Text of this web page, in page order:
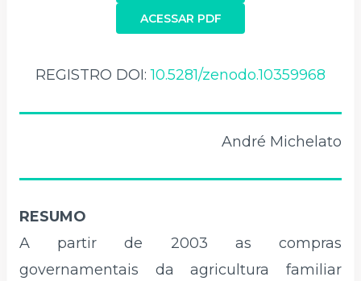
ACESSAR PDF
REGISTRO DOI:10.5281/zenodo.10359968
André Michelato
RESUMO
A partir de 2003 as compras
governamentais da agricultura familiar